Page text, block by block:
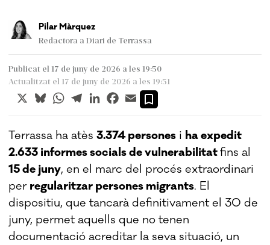
Pilar Màrquez
Redactora a Diari de Terrassa
Publicat el 17 de juny de 2026 a les 19:50
Actualitzat el 17 de juny de 2026 a les 19:51
X BlueskyWhatsApp
TelegramLinkedInFacebook
Email
Terrassa ha atès3.374 persones i ha expedit
2.633 informes socials de vulnerabilitatfins al
15 de juny, en el marc del procés extraordinari
per regularitzar persones migrants. El
dispositiu, que tancarà definitivament el 30 de
juny, permet aquells que no tenen
documentació acreditar la seva situació, un